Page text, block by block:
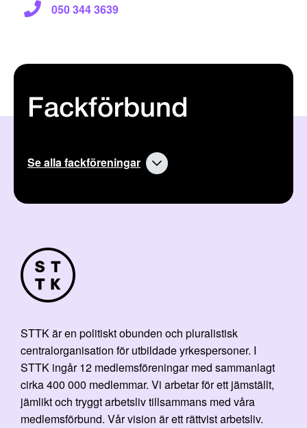
050 344 3639
Fackförbund
Se alla fackföreningar
STTK är en politiskt obunden och pluralistisk
centralorganisation för utbildade yrkespersoner. I
STTK ingår 12 medlemsföreningar med sammanlagt
cirka 400 000 medlemmar. Vi arbetar för ett jämställt,
jämlikt och tryggt arbetsliv tillsammans med våra
medlemsförbund. Vår vision är ett rättvist arbetsliv.